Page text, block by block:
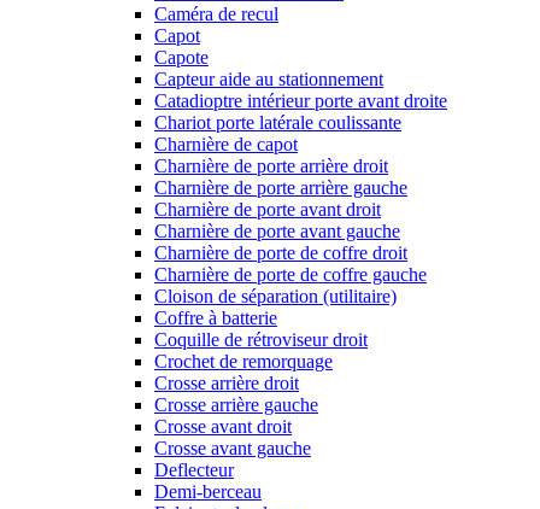
Caméra de recul
Capot
Capote
Capteur aide au stationnement
Catadioptre intérieur porte avant droite
Chariot porte latérale coulissante
Charnière de capot
Charnière de porte arrière droit
Charnière de porte arrière gauche
Charnière de porte avant droit
Charnière de porte avant gauche
Charnière de porte de coffre droit
Charnière de porte de coffre gauche
Cloison de séparation (utilitaire)
Coffre à batterie
Coquille de rétroviseur droit
Crochet de remorquage
Crosse arrière droit
Crosse arrière gauche
Crosse avant droit
Crosse avant gauche
Deflecteur
Demi-berceau